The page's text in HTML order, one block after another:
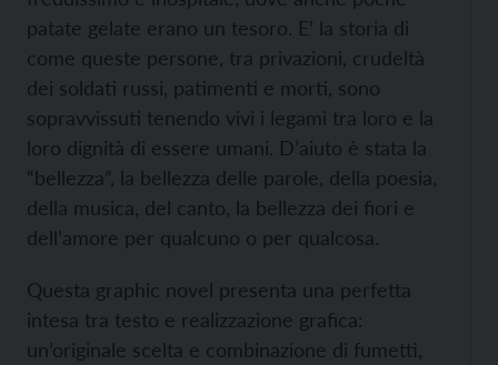
patate gelate erano un tesoro. E’ la storia di
come queste persone, tra privazioni, crudeltà
dei soldati russi, patimenti e morti, sono
sopravvissuti tenendo vivi i legami tra loro e la
loro dignità di essere umani. D’aiuto è stata la
“bellezza”, la bellezza delle parole, della poesia,
della musica, del canto, la bellezza dei fiori e
dell’amore per qualcuno o per qualcosa.
Questa graphic novel presenta una perfetta
intesa tra testo e realizzazione grafica:
un’originale scelta e combinazione di fumetti,